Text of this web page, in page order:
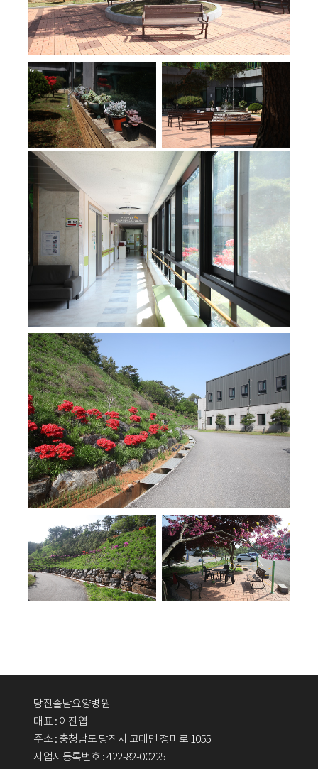
당진솔담요양병원
대표 : 이진엽
주소 : 충청남도 당진시 고대면 정미로 1055
사업자등록번호 : 422-82-00225